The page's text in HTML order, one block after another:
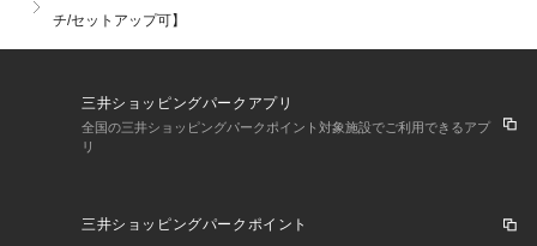
チ/セットアップ可】
三井ショッピングパークアプリ
全国の三井ショッピングパークポイント対象施設でご利用できるアプ
リ
三井ショッピングパークポイント